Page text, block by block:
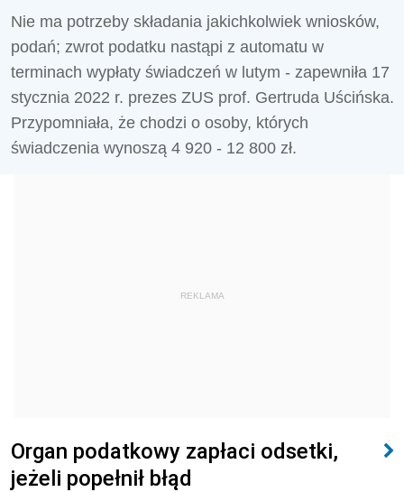
Nie ma potrzeby składania jakichkolwiek wniosków,
podań; zwrot podatku nastąpi z automatu w
terminach wypłaty świadczeń w lutym - zapewniła 17
stycznia 2022 r. prezes ZUS prof. Gertruda Uścińska.
Przypomniała, że chodzi o osoby, których
świadczenia wynoszą 4 920 - 12 800 zł.
REKLAMA
Organ podatkowy zapłaci odsetki,
jeżeli popełnił błąd